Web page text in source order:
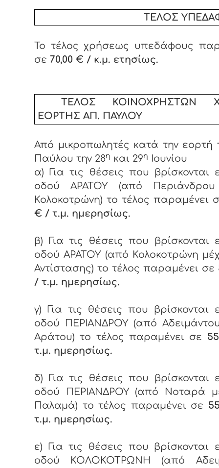
ΤΕΛΟΣ
Το τέλος χρήσεως υπεδάφους
σε 70,00 € / κ.μ. ετησίως.
ΤΕΛΟΣ ΚΟΙΝΟΧΡΗΣΤΩΝ
ΕΟΡΤΗΣ ΑΠ. ΠΑΥΛΟΥ
Από μικροπωλητές κατά την εορτή
Παύλου την 28η και 29η Ιουνίου
α) Για τις θέσεις που βρίσκονται
οδού ΑΡΑΤΟΥ (από Περιάνδρου
Κολοκοτρώνη) το τέλος παραμένει
€ / τ.μ. ημερησίως.
β) Για τις θέσεις που βρίσκονται
οδού ΑΡΑΤΟΥ (από Κολοκοτρώνη
Αντίστασης) το τέλος παραμένει σε
/ τ.μ. ημερησίως.
γ) Για τις θέσεις που βρίσκονται
οδού ΠΕΡΙΑΝΔΡΟΥ (από
Αράτου) το τέλος παραμένει σε
τ.μ. ημερησίως.
δ) Για τις θέσεις που βρίσκονται
οδού ΠΕΡΙΑΝΔΡΟΥ (από Νοταρά
Παλαμά) το τέλος παραμένει σε
τ.μ. ημερησίως.
ε) Για τις θέσεις που βρίσκονται
οδού ΚΟΛΟΚΟΤΡΩΝΗ (από